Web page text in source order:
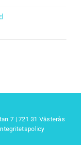
7 | 721 31 Västerås